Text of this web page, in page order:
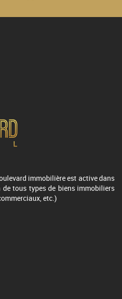
immobilière est active dans
tous types de biens immobiliers
etc.)